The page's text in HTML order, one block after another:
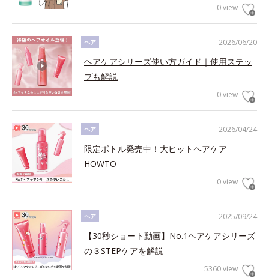
0 view
2026/06/20
ヘア
ヘアケアシリーズ使い方ガイド｜使用ステッ
プも解説
0 view
2026/04/24
ヘア
限定ボトル発売中！大ヒットヘアケア
HOWTO
0 view
2025/09/24
ヘア
【30秒ショート動画】No.1ヘアケアシリーズ
の３STEPケアを解説
5360 view